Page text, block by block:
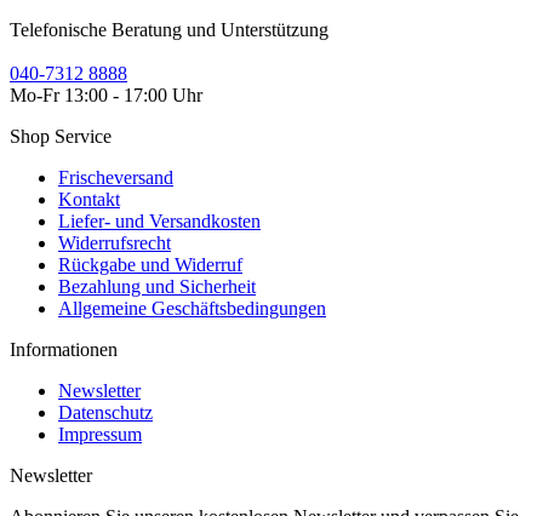
Telefonische Beratung und Unterstützung
040-7312 8888
Mo-Fr 13:00 - 17:00 Uhr
Shop Service
Frischeversand
Kontakt
Liefer- und Versandkosten
Widerrufsrecht
Rückgabe und Widerruf
Bezahlung und Sicherheit
Allgemeine Geschäftsbedingungen
Informationen
Newsletter
Datenschutz
Impressum
Newsletter